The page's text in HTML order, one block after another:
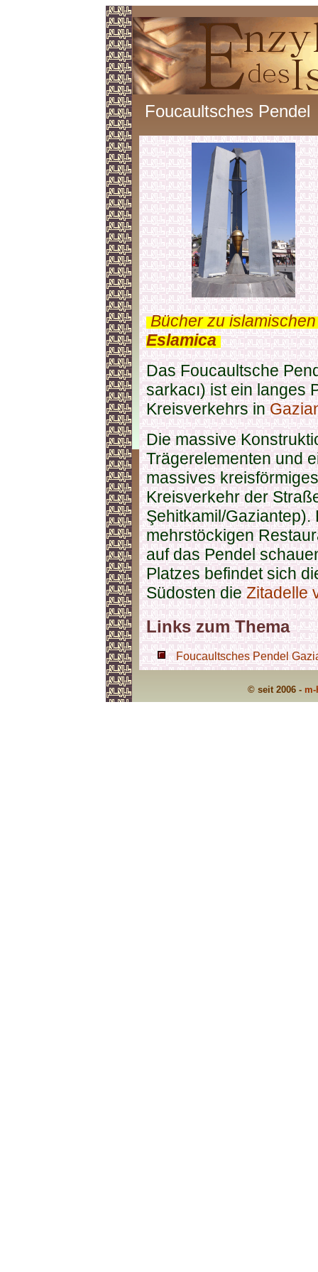
Foucaultsches Pendel
.Bücher zu
Eslamica.
Das Foucaultsche
sarkacı) ist ein langes
Kreisverkehrs in
Die massive
Trägerelementen und
massives
Kreisverkehr der
Şehitkamil/
mehrstöckigen
auf das Pendel
Platzes befindet sich
Südosten dieZitadelle
Links zum Thema
Foucaultsches Pendel
© seit 2006 -